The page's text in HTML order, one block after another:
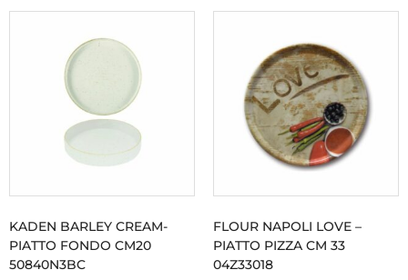
KADEN BARLEY CREAM-
PIATTO FONDO CM20
50840N3BC
FLOUR NAPOLI LOVE –
PIATTO PIZZA CM 33
04Z33018